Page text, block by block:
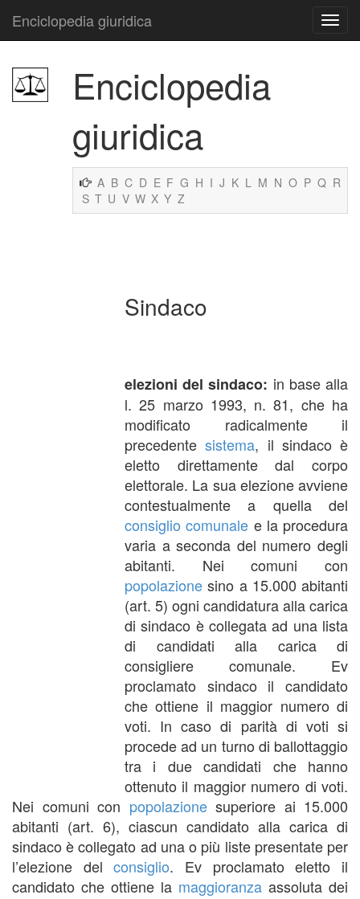
Enciclopedia giuridica
Enciclopedia
giuridica
A B C D E F G H I J K L M N O P Q R
S T U V W X Y Z
Sindaco
elezioni del sindaco: in base alla
l. 25 marzo 1993, n. 81, che ha
modificato radicalmente il
precedentesistema, il sindaco è
eletto direttamente dal corpo
elettorale. La sua elezione avviene
contestualmente a quella del
consiglio comunale e la procedura
varia a seconda del numero degli
abitanti. Nei comuni con
popolazione sino a 15.000 abitanti
(art. 5) ogni candidatura alla carica
di sindaco è collegata ad una lista
di candidati alla carica di
consigliere comunale. Ev
proclamato sindaco il candidato
che ottiene il maggior numero di
voti. In caso di parità di voti si
procede ad un turno di ballottaggio
tra i due candidati che hanno
ottenuto il maggior numero di voti.
Nei comuni con popolazionesuperiore ai 15.000
abitanti (art. 6), ciascun candidato alla carica di
sindaco è collegato ad una o più liste presentate per
l’elezione delconsiglio. Ev proclamato eletto il
candidato che ottiene la maggioranza assoluta dei